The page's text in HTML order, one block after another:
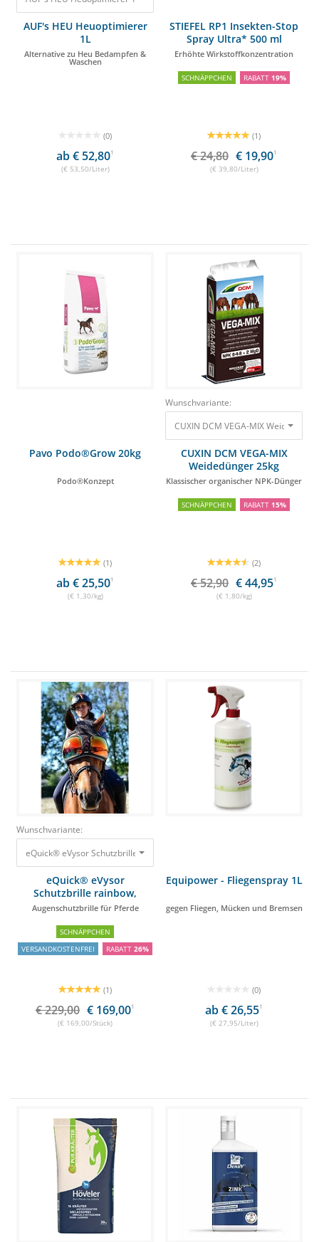
AUF's HEU Heuoptimierer
1L
Alternative zu Heu Bedampfen &
Waschen
(0)
ab € 52,801
(€ 53,50/Liter)
STIEFEL RP1 Insekten-Stop
Spray Ultra* 500 ml
Erhöhte Wirkstoffkonzentration
SCHNÄPPCHEN RABATT 19%
(1)
€ 24,80 € 19,901
(€ 39,80/Liter)
Pavo Podo®Grow 20kg
Podo®Konzept
(1)
ab € 25,501
(€ 1,30/kg)
Wunschvariante:
CUXIN DCM VEGA-MIX
CUXIN DCM VEGA-MIX
Weidedünger 25kg
Klassischer organischer NPK-Dünger
SCHNÄPPCHEN RABATT 15%
(2)
€ 52,90 € 44,951
(€ 1,80/kg)
Wunschvariante:
eQuick® eVysor Schutzbrille rainbow, onesize Augenschutzbrille für
eQuick® eVysor
Schutzbrille rainbow,
onesize
Augenschutzbrille für Pferde
SCHNÄPPCHEN
VERSANDKOSTENFREI
RABATT 26%
(1)
€ 229,00 € 169,001
(€ 169,00/Stück)
Equipower - Fliegenspray 1L
gegen Fliegen, Mücken und Bremsen
(0)
ab € 26,551
(€ 27,95/Liter)